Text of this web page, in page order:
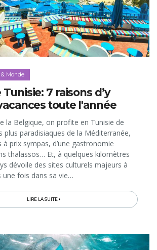
Monde
7 raisons d’y
toute l'année
la Belgique, on profite en Tunisie de
plus paradisiaques de la Méditerranée,
à prix sympas, d’une gastronomie
thalassos… Et, à quelques kilomètres
dévoile des sites culturels majeurs à
une fois dans sa vie…
LIRE LA SUITE